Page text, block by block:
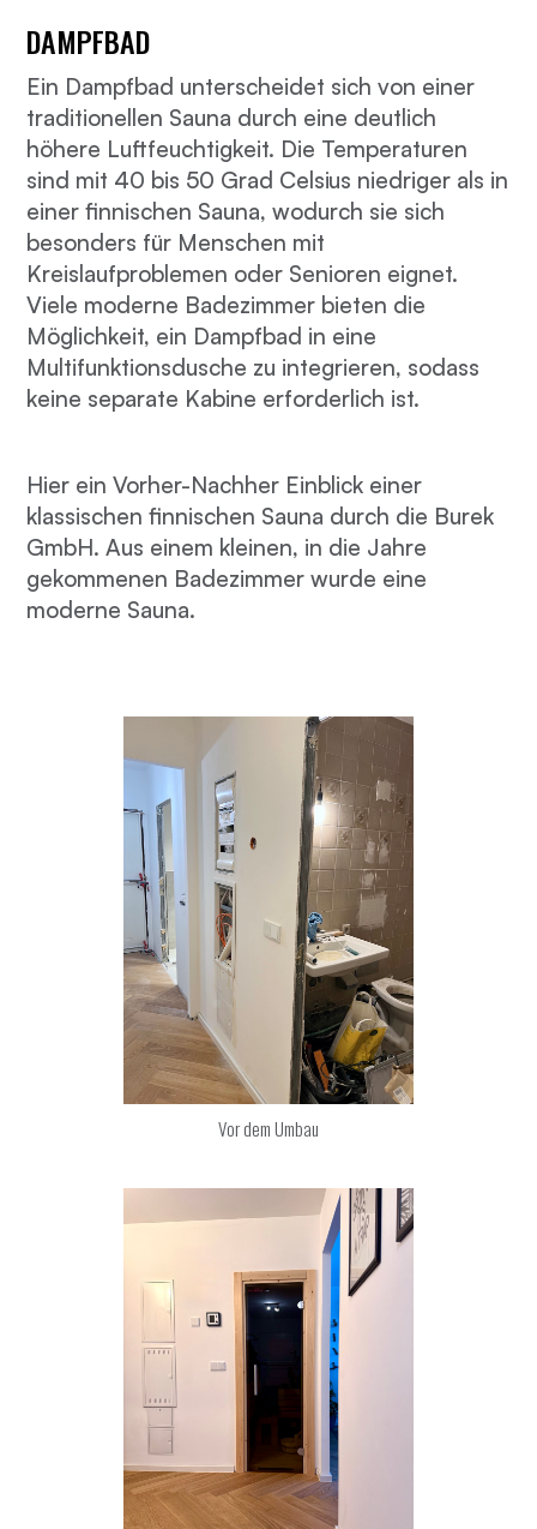
DAMPFBAD
Ein Dampfbad unterscheidet sich von einer
traditionellen Sauna durch eine deutlich
höhere Luftfeuchtigkeit. Die Temperaturen
sind mit 40 bis 50 Grad Celsius niedriger als in
einer finnischen Sauna, wodurch sie sich
besonders für Menschen mit
Kreislaufproblemen oder Senioren eignet.
Viele moderne Badezimmer bieten die
Möglichkeit, ein Dampfbad in eine
Multifunktionsdusche zu integrieren, sodass
keine separate Kabine erforderlich ist.
Hier ein Vorher-Nachher Einblick einer
klassischen finnischen Sauna durch die Burek
GmbH. Aus einem kleinen, in die Jahre
gekommenen Badezimmer wurde eine
moderne Sauna.
Vor dem Umbau